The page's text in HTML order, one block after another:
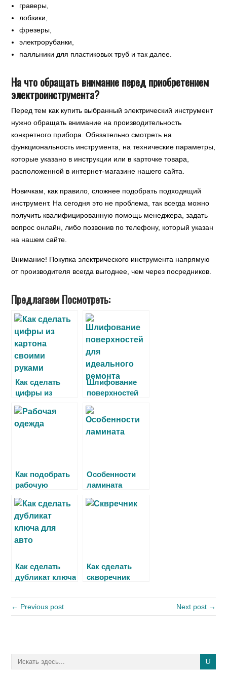
граверы,
лобзики,
фрезеры,
электрорубанки,
паяльники для пластиковых труб и так далее.
На что обращать внимание перед приобретением
электроинструмента?
Перед тем как купить выбранный электрический инструмент
нужно обращать внимание на производительность
конкретного прибора. Обязательно смотреть на
функциональность инструмента, на технические параметры,
которые указано в инструкции или в карточке товара,
расположенной в интернет-магазине нашего сайта.
Новичкам, как правило, сложнее подобрать подходящий
инструмент. На сегодня это не проблема, так всегда можно
получить квалифицированную помощь менеджера, задать
вопрос онлайн, либо позвонив по телефону, который указан
на нашем сайте.
Внимание! Покупка электрического инструмента напрямую
от производителя всегда выгоднее, чем через посредников.
Предлагаем Посмотреть:
Как сделать
цифры из
салфеток
своими руками
Шлифование
поверхностей
ремонта
Как подобрать
рабочую
бригады
рабочих
Особенности
ламината
недостатки
Как сделать
дубликат ключа
Как сделать
скворечник
← Previous post Next post →